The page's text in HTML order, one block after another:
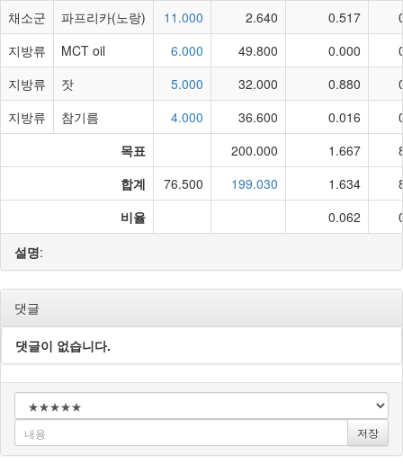
채소군
파프리카(노랑) 11.000 2.640 0.517
지방류
MCT oil 6.000 49.800 0.000
지방류
잣 5.000 32.000 0.880
지방류
참기름 4.000 36.600 0.016
목표
200.000 1.667
합계
76.500 199.030 1.634
비율
0.062
설명:
댓글
댓글이 없습니다.
저장